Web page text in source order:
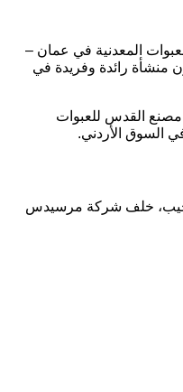
للعبوات المعدنية في عمان –
منشأة رائدة وفريدة في
مصنع القدس للعبوات
السوق الأردني.
خلف شركة مرسيدس